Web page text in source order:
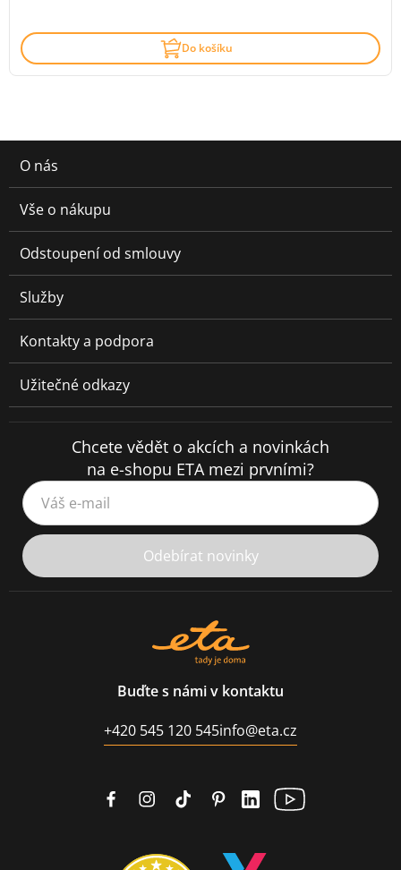
Do košíku
O nás
Vše o nákupu
Odstoupení od smlouvy
Služby
Kontakty a podpora
Užitečné odkazy
Chcete vědět o akcích a novinkách
na e-shopu ETA mezi prvními?
Váš e-mail
Odebírat novinky
Buďte s námi v kontaktu
+420 545 120 545info@eta.cz